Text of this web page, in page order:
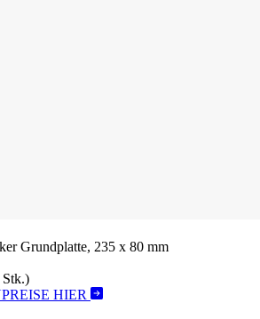
Grundplatte, 235 x 80 mm
Stk.)
HIER